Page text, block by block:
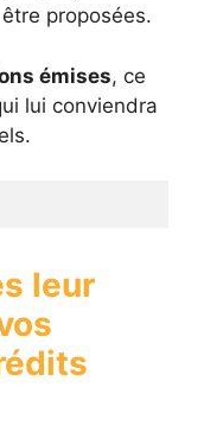
proposées.
émises, ce
lui conviendra
leur